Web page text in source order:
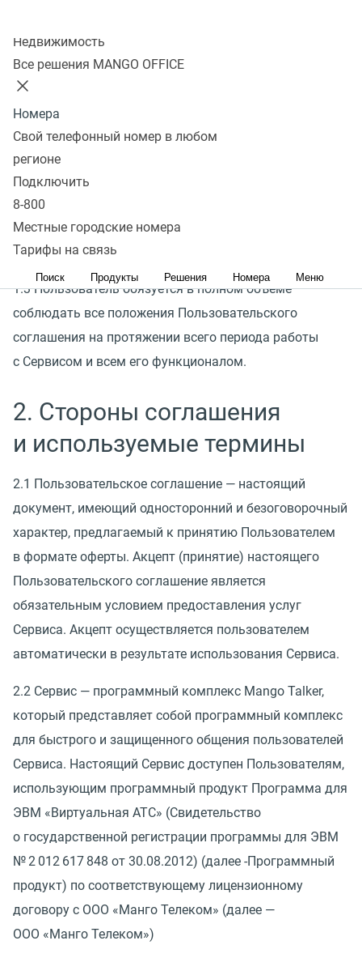
Недвижимость
Все решения MANGO OFFICE
Номера
Свой телефонный номер в любом
регионе
Подключить
8-800
Местные городские номера
Тарифы на связь
Поиск Продукты Решения Номера Меню
1.1 Ознакомление с настоящим Пользовательским
соглашением является обязательным условием
предоставления услуг Сервиса.
1.2 Путем непосредственного использования услуг
Сервиса Пользователь подтверждает, что
он внимательно ознакомился и в полном объеме
принял все положения настоящего Пользовательского
соглашения.
1.3 Пользователь обязуется в полном объеме
соблюдать все положения Пользовательского
соглашения на протяжении всего периода работы
с Сервисом и всем его функционалом.
2. Стороны соглашения
и используемые термины
2.1 Пользовательское соглашение — настоящий
документ, имеющий односторонний и безоговорочный
характер, предлагаемый к принятию Пользователем
в формате оферты. Акцепт (принятие) настоящего
Пользовательского соглашение является
обязательным условием предоставления услуг
Сервиса. Акцепт осуществляется пользователем
автоматически в результате использования Сервиса.
2.2 Сервис — программный комплекс Mango Talker,
который представляет собой программный комплекс
для быстрого и защищенного общения пользователей
Сервиса. Настоящий Сервис доступен Пользователям,
использующим программный продукт Программа для
ЭВМ «Виртуальная АТС» (Свидетельство
о государственной регистрации программы для ЭВМ
№ 2 012 617 848 от 30.08.2012) (далее -Программный
продукт) по соответствующему лицензионному
договору с ООО «Манго Телеком» (далее —
ООО «Манго Телеком»)